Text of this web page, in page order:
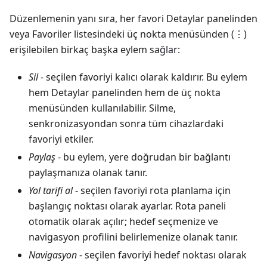
Düzenlemenin yanı sıra, her favori Detaylar panelinden
veya Favoriler listesindeki üç nokta menüsünden (⋮)
erişilebilen birkaç başka eylem sağlar:
Sil- seçilen favoriyi kalıcı olarak kaldırır. Bu eylem
hem Detaylar panelinden hem de üç nokta
menüsünden kullanılabilir. Silme,
senkronizasyondan sonra tüm cihazlardaki
favoriyi etkiler.
Paylaş- bu eylem, yere doğrudan bir bağlantı
paylaşmanıza olanak tanır.
Yol tarifi al- seçilen favoriyi rota planlama için
başlangıç noktası olarak ayarlar. Rota paneli
otomatik olarak açılır; hedef seçmenize ve
navigasyon profilini belirlemenize olanak tanır.
Navigasyon- seçilen favoriyi hedef noktası olarak